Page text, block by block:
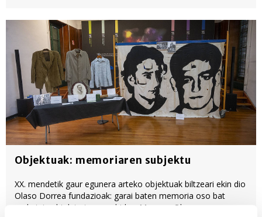
Objektuak: memoriaren subjektu
XX. mendetik gaur egunera arteko objektuak biltzeari ekin dio
Olaso Dorrea fundazioak: garai baten memoria oso bat
erakutsi nahi dute tresnen bidez. Monzon-Olaso museo